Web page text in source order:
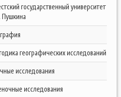
государственный университет
Пушкина
географических исследований
исследования
исследования